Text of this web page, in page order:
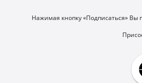
Нажимая кнопку «Подписаться» Вы